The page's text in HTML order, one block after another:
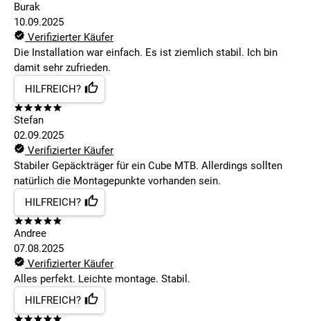
Burak
10.09.2025
Verifizierter Käufer
Die Installation war einfach. Es ist ziemlich stabil. Ich bin
damit sehr zufrieden.
HILFREICH?
Stefan
02.09.2025
Verifizierter Käufer
Stabiler Gepäckträger für ein Cube MTB. Allerdings sollten
natürlich die Montagepunkte vorhanden sein.
HILFREICH?
Andree
07.08.2025
Verifizierter Käufer
Alles perfekt. Leichte montage. Stabil.
HILFREICH?